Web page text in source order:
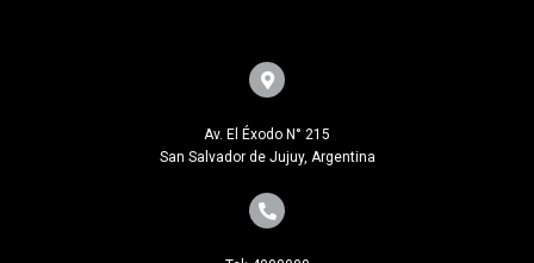
Av. El Éxodo N° 215
San Salvador de Jujuy, Argentina